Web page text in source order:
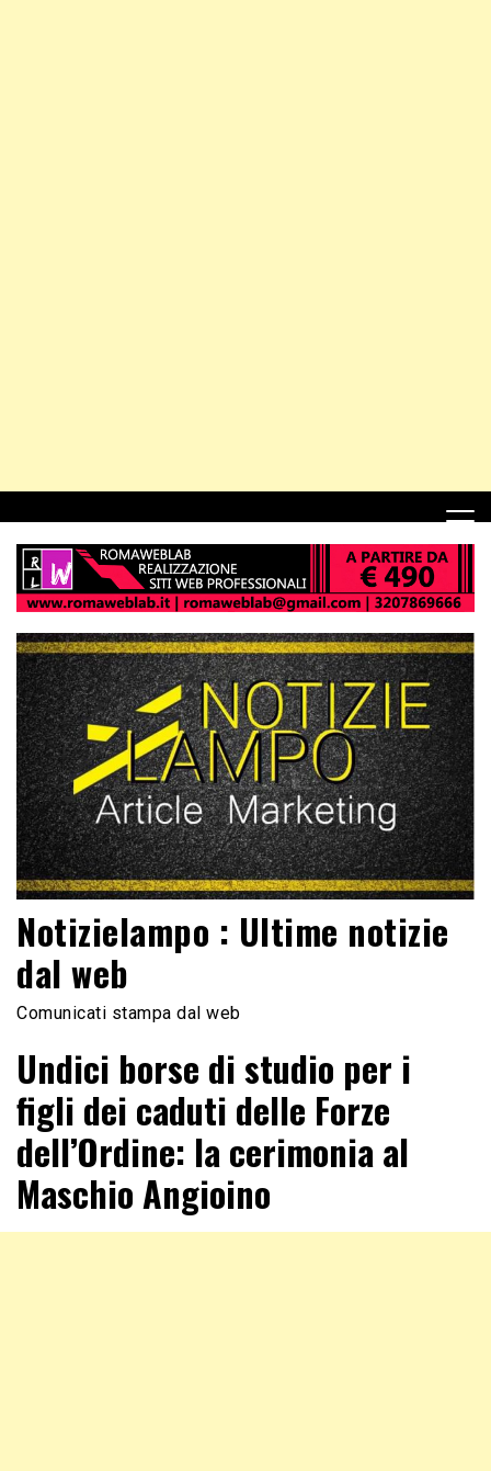
Notizielampo : Ultime notizie
dal web
Comunicati stampa dal web
Undici borse di studio per i
figli dei caduti delle Forze
dell’Ordine: la cerimonia al
Maschio Angioino